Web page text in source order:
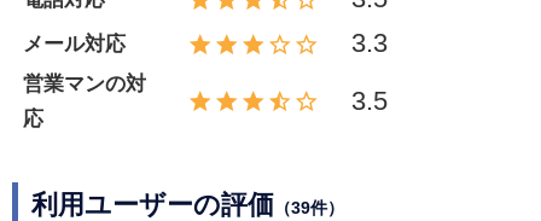
メール対応 3.3
営業マンの対
応
3.5
利用ユーザーの評価 （39件）